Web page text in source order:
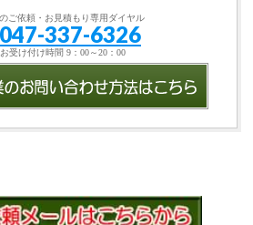
ご依頼・お見積もり専用ダイヤル
047-337-6326
受け付け時間 9：00～20：00